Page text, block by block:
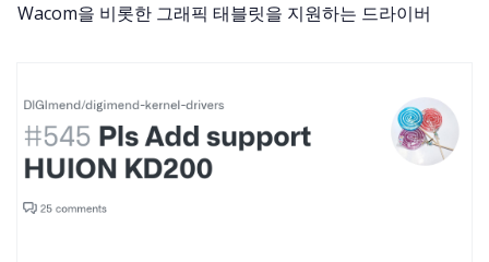
Wacom을 비롯한 그래픽 태블릿을 지원하는 드라이버